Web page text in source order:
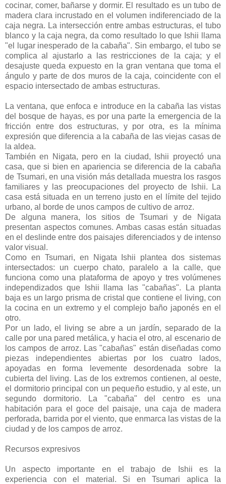
cocinar, comer, bañarse y dormir. El resultado es un tubo de
madera clara incrustado en el volumen indiferenciado de la
caja negra. La intersección entre ambas estructuras, el tubo
blanco y la caja negra, da como resultado lo que Ishii llama
"el lugar inesperado de la cabaña". Sin embargo, el tubo se
complica al ajustarlo a las restricciones de la caja; y el
desajuste queda expuesto en la gran ventana que toma el
ángulo y parte de dos muros de la caja, coincidente con el
espacio intersectado de ambas estructuras.
La ventana, que enfoca e introduce en la cabaña las vistas
del bosque de hayas, es por una parte la emergencia de la
fricción entre dos estructuras, y por otra, es la mínima
expresión que diferencia a la cabaña de las viejas casas de
la aldea.
También en Nigata, pero en la ciudad, Ishii proyectó una
casa, que si bien en apariencia se diferencia de la cabaña
de Tsumari, en una visión más detallada muestra los rasgos
familiares y las preocupaciones del proyecto de Ishii. La
casa está situada en un terreno justo en el límite del tejido
urbano, al borde de unos campos de cultivo de arroz.
De alguna manera, los sitios de Tsumari y de Nigata
presentan aspectos comunes. Ambas casas están situadas
en el deslinde entre dos paisajes diferenciados y de intenso
valor visual.
Como en Tsumari, en Nigata Ishii plantea dos sistemas
intersectados: un cuerpo chato, paralelo a la calle, que
funciona como una plataforma de apoyo y tres volúmenes
independizados que Ishii llama las "cabañas". La planta
baja es un largo prisma de cristal que contiene el living, con
la cocina en un extremo y el complejo baño japonés en el
otro.
Por un lado, el living se abre a un jardín, separado de la
calle por una pared metálica, y hacia el otro, al escenario de
los campos de arroz. Las "cabañas" están diseñadas como
piezas independientes abiertas por los cuatro lados,
apoyadas en forma levemente desordenada sobre la
cubierta del living. Las de los extremos contienen, al oeste,
el dormitorio principal con un pequeño estudio, y al este, un
segundo dormitorio. La "cabaña" del centro es una
habitación para el goce del paisaje, una caja de madera
perforada, barrida por el viento, que enmarca las vistas de la
ciudad y de los campos de arroz.
Recursos expresivos
Un aspecto importante en el trabajo de Ishii es la
experiencia con el material. Si en Tsumari aplica la